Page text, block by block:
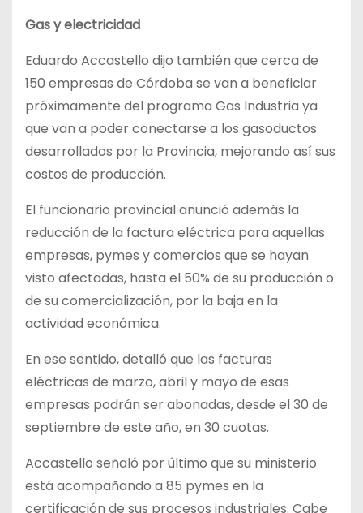
Gas y electricidad
Eduardo Accastello dijo también que cerca de
150 empresas de Córdoba se van a beneficiar
próximamente del programa Gas Industria ya
que van a poder conectarse a los gasoductos
desarrollados por la Provincia, mejorando así sus
costos de producción.
El funcionario provincial anunció además la
reducción de la factura eléctrica para aquellas
empresas, pymes y comercios que se hayan
visto afectadas, hasta el 50% de su producción o
de su comercialización, por la baja en la
actividad económica.
En ese sentido, detalló que las facturas
eléctricas de marzo, abril y mayo de esas
empresas podrán ser abonadas, desde el 30 de
septiembre de este año, en 30 cuotas.
Accastello señaló por último que su ministerio
está acompañando a 85 pymes en la
certificación de sus procesos industriales. Cabe